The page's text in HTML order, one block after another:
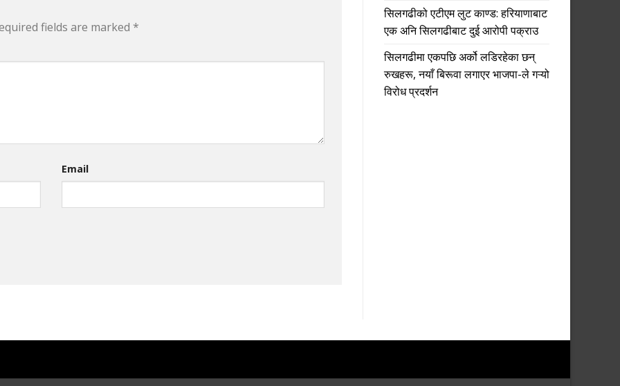
fields are marked *
Email
सिलगढीको एटीएम लुट काण्ड: हरियाणाबाट
एक अनि सिलगढीबाट दुई आरोपी पक्राउ
सिलगढीमा एकपछि अर्को लडिरहेका छन्
रुखहरू, नयाँ बिरूवा लगाएर भाजपा-ले गऱ्यो
विरोध प्रदर्शन